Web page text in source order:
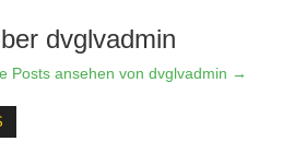
dvglvadmin
Posts ansehen von dvglvadmin →